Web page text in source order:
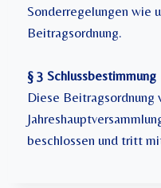
Sonderregelungen wie
Beitragsordnung.
§ 3 Schlussbestimmung
Diese
beschlossen und tritt